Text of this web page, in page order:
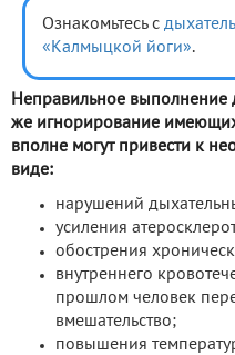
Ознакомьтесь с
«Калмыцкой йоги».
Неправильное выполнение
же игнорирование
вполне могут привести к
виде:
нарушений
усиления
обострения
внутреннего
прошлом человек
вмешательство;
повышения